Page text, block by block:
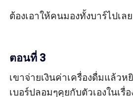
ต้องเอาให้คนมองทั้งบาร์ไปเลย
ตอนที่ 3
เขาจ่ายเงินค่าเครื่องดื่มแล้ว
เบอร์ปลอมๆคุยกับตัวเองในเรื่